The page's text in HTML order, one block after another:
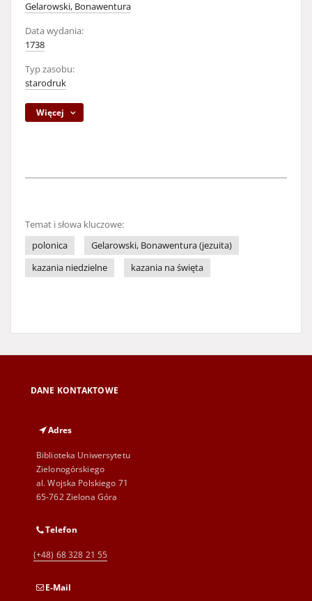
Gelarowski, Bonawentura
Data wydania:
1738
Typ zasobu:
starodruk
Więcej
Temat i słowa kluczowe:
polonica
Gelarowski, Bonawentura (jezuita)
kazania niedzielne
kazania na święta
DANE KONTAKTOWE
Adres
Biblioteka Uniwersytetu
Zielonogórskiego
al. Wojska Polskiego 71
65-762 Zielona Góra
Telefon
(+48) 68 328 21 55
E-Mail